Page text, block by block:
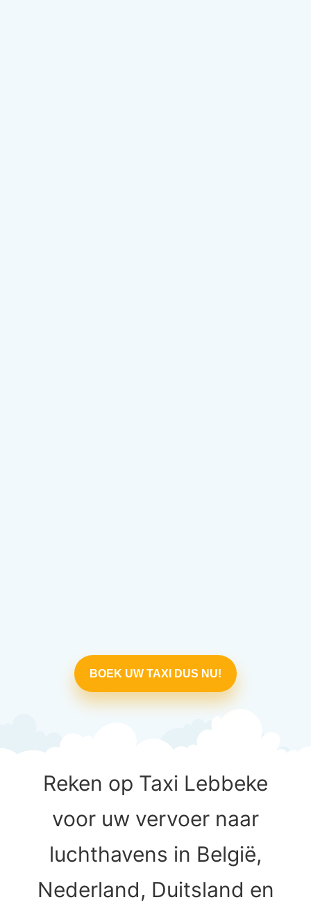
BOEK UW TAXI DUS NU!
Reken op Taxi Lebbeke
voor uw vervoer naar
luchthavens in België,
Nederland, Duitsland en